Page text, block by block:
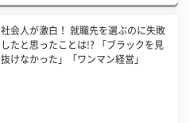
社会人が激白！ 就職先を選ぶのに失敗
したと思ったことは!? 「ブラックを見
抜けなかった」「ワンマン経営」